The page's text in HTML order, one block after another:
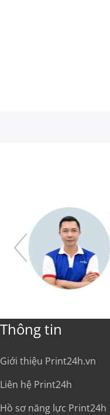
Thông tin
Giới thiệu Print24h.vn
Liên hệ Print24h
Hồ sơ năng lực Print24h